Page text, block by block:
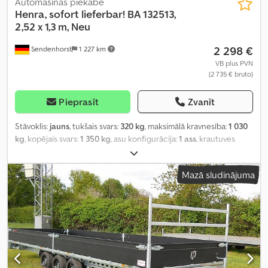
Sendenhorst 1 227 km
Henra, sofort lieferbar! BA 132513,
2,52 x 1,3 m, Neu
2 298 €
VB plus PVN
(2 735 € bruto)
Pieprasīt Zvanīt
Stāvoklis: jauns, tukšais svars: 320 kg, maksimālā kravnesība:1 030
kg, kopējais svars:1 350 kg, asu konfigurācija:1 ass, krautuves
, iekraušanas vietas platums:
iekraušanas telpas augstums:355 mm, riepas izmērs:185 r 14c,
Ražošanas gads:2024, Mazā sludinājuma